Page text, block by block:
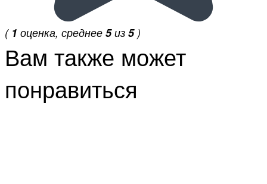
( 1 оценка, среднее 5из 5)
Вам также может
понравиться